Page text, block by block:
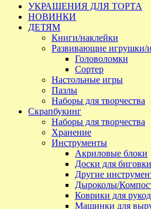
УКРАШЕНИЯ ДЛЯ ТОРТА
НОВИНКИ
ДЕТЯМ
Книги/наклейки
Развивающие игрушки/
Головоломки
Сортер
Настольные игры
Пазлы
Наборы для творчества
Скрапбукинг
Наборы для творчества
Хранение
Инструменты
Акриловые блоки
Доски для биговки
Другие
Дыроколы/
Коврики для
Машинки для